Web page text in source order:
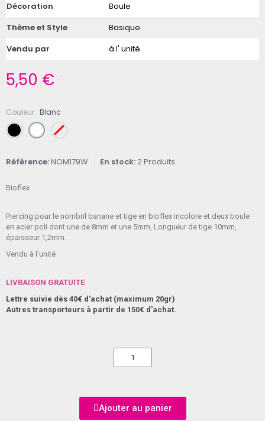
Décoration
Boule
Thème et Style
Basique
Vendu par
à l' unité
5,50 €
Couleur Blanc
Référence NOM179W En stock 2 Produits
Bioflex
Piercing pour le nombril banane et tige en bioflex incolore et deux boule
en acier poli dont une de 8mm et une 5mm, Longueur de tige 10mm,
épaisseur 1,2mm.
Vendu à l'unité
LIVRAISON GRATUITE
Lettre suivie dès 40€ d'achat (maximum 20gr)
Autres transporteurs à partir de 150€ d'achat.
Ajouter au panier